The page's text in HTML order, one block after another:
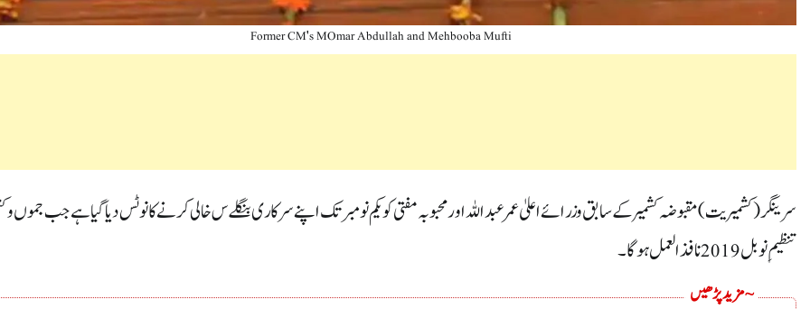
Former CM's MOmar Abdullah and Mehbooba Mufti
سرینگر (کشمیریت) مقبوضہ کشمیر کے سابق وزرائے اعلیٰ عمر عبداللہ اور محبوبہ مفتی کو یکم نومبر تک اپنے سرکاری بنگلےس خالی کرنے کا نوٹس دیا گیا ہے جب جموں و
تنظیمِ نو بل 2019 نافذ العمل ہوگا۔
~ مزید پڑھیں